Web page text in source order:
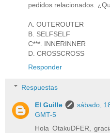
pedidos relacionados.
A. OUTEROUTER
B. SELFSELF
C***. INNERINNER
D. CROSSCROSS
Responder
Respuestas
El Guille
sábado,
GMT-5
Hola OtakuDFER,